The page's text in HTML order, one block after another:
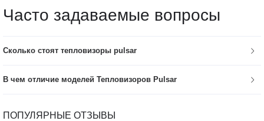
Часто задаваемые вопросы
Сколько стоят тепловизоры pulsar
В чем отличие моделей Тепловизоров Pulsar
ПОПУЛЯРНЫЕ ОТЗЫВЫ